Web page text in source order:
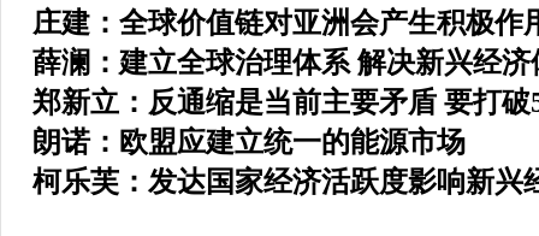
庄建：全球价值链对亚洲会产生积极作
薛澜：建立全球治理体系 解决新兴经
郑新立：反通缩是当前主要矛盾 要打破
朗诺：欧盟应建立统一的能源市场
柯乐芙：发达国家经济活跃度影响新兴